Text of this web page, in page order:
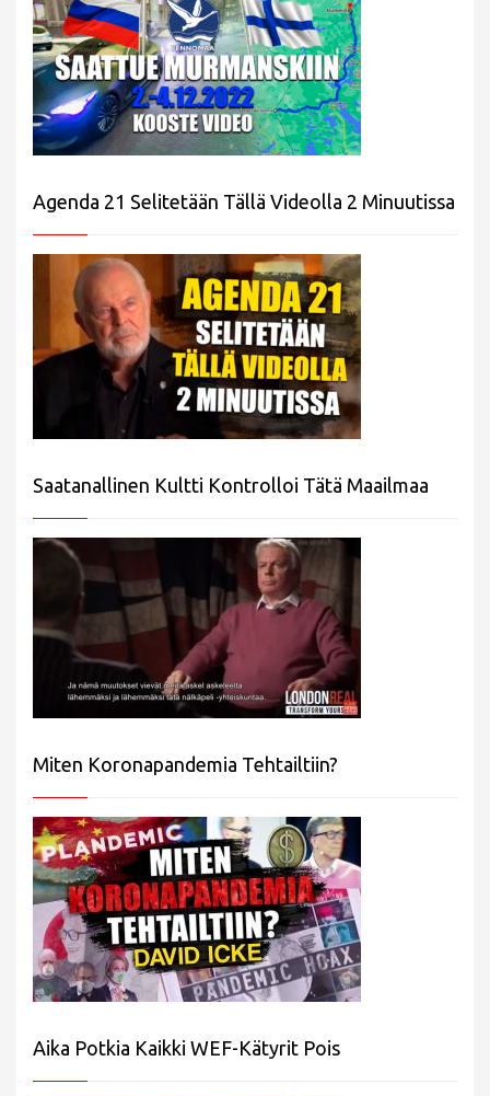
Agenda 21 Selitetään Tällä Videolla 2 Minuutissa
Saatanallinen Kultti Kontrolloi Tätä Maailmaa
Miten Koronapandemia Tehtailtiin?
Aika Potkia Kaikki WEF-Kätyrit Pois